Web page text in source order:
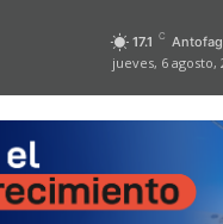
17.1 C
jueves, 6 agosto,